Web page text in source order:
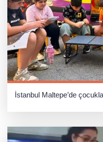
İstanbul Maltepe’de